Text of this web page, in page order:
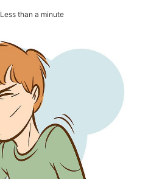
Less than a minute